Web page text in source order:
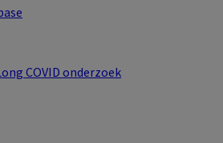
COVID onderzoek